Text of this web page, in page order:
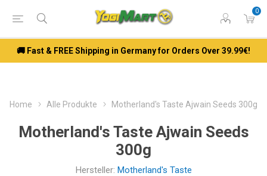
0
🚚 Fast & FREE Shipping in Germany for Orders Over 39.99€!
Home Alle Produkte Motherland's Taste Ajwain Seeds 300g
Motherland's Taste Ajwain Seeds
300g
Hersteller: Motherland's Taste